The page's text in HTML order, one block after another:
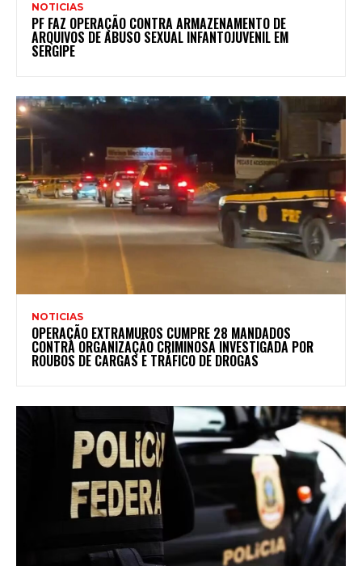
NOTICIAS
PF FAZ OPERAÇÃO CONTRA ARMAZENAMENTO DE
ARQUIVOS DE ABUSO SEXUAL INFANTOJUVENIL EM
SERGIPE
NOTICIAS
OPERAÇÃO EXTRAMUROS CUMPRE 28 MANDADOS
CONTRA ORGANIZAÇÃO CRIMINOSA INVESTIGADA POR
ROUBOS DE CARGAS E TRÁFICO DE DROGAS